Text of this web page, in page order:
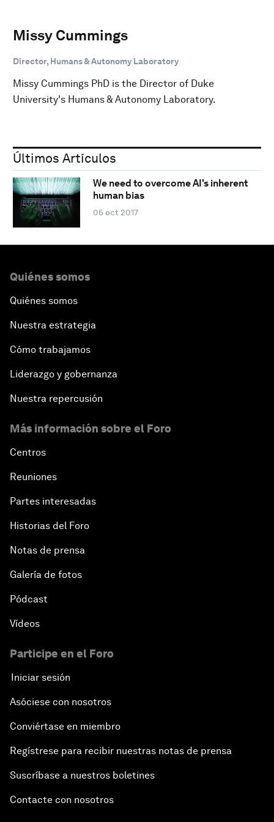
Missy Cummings
Director, Humans & Autonomy Laboratory
Missy Cummings PhD is the Director of Duke
University's Humans & Autonomy Laboratory.
Últimos Artículos
We need to overcome AI's inherent
human bias
05 oct 2017
Quiénes somos
Quiénes somos
Nuestra estrategia
Cómo trabajamos
Liderazgo y gobernanza
Nuestra repercusión
Más información sobre el Foro
Centros
Reuniones
Partes interesadas
Historias del Foro
Notas de prensa
Galería de fotos
Pódcast
Vídeos
Participe en el Foro
Iniciar sesión
Asóciese con nosotros
Conviértase en miembro
Regístrese para recibir nuestras notas de prensa
Suscríbase a nuestros boletines
Contacte con nosotros